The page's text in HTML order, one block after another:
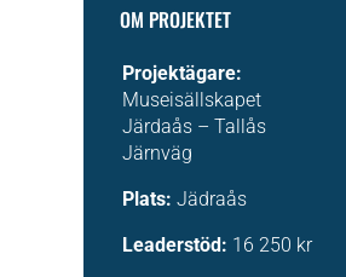
OM PROJEKTET
Projektägare:
Museisällskapet
Järdaås – Tallås
Järnväg
Plats: Jädraås
Leaderstöd: 16 250 kr